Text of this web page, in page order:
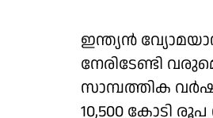
ഇന്ത്യന്‍
നേരിടേണ്ടി
സാമ്പത്തിക
10,500 കോടി